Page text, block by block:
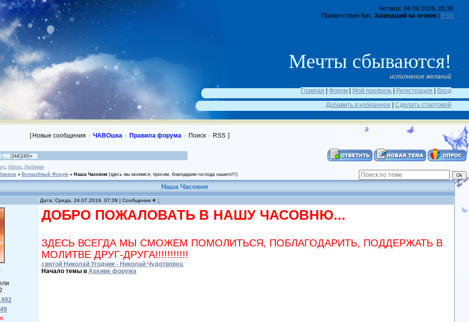
Четверг, 06.08.2026, 05:36
Приветствую Вас, Зашедший на огонек RSS
Мечты сбываются!
исполнение желаний
Главная
Форум Мой профиль Регистрация
Вход
Добавить в избранное
Сделать стартовой
[ Новые сообщения · ЧАВОшка · Правила форума · Поиск · RSS ]
… 244 245 »
, Admin, Любимая
» Волшебный Форум » Наша Часовня (здесь мы молимся, просим, благодарим господа нашего!!!)
Наша Часовня
Дата: Среда, 24.07.2019, 07:39 | Сообщение # 1
ДОБРО ПОЖАЛОВАТЬ В НАШУ ЧАСОВНЮ...
ЗДЕСЬ ВСЕГДА МЫ СМОЖЕМ ПОМОЛИТЬСЯ, ПОБЛАГОДАРИТЬ, ПОДДЕРЖАТЬ В
МОЛИТВЕ ДРУГ-ДРУГА!!!!!!!!!!!
святой Николай Угодник - Николай Чудотворец
Начало темы вАрхиве форума